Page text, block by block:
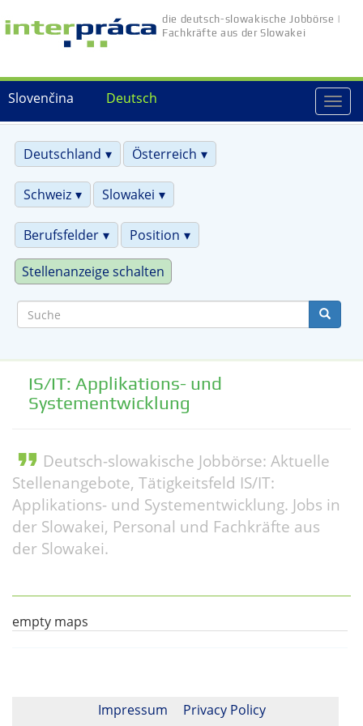
Direkt
zum
Deutsch
Slovenčina
die deutsch-slowakische Jobbörse |
Fachkräfte aus der Slowakei
Deutschland
Österreich
Schweiz Slowakei
Berufsfelder Position
Stellenanzeige schalten
IS/IT: Applikations- und
Systementwicklung
format_quote Deutsch-slowakische Jobbörse: Aktuelle
Stellenangebote, Tätigkeitsfeld IS/IT:
Applikations- und Systementwicklung. Jobs in
der Slowakei, Personal und Fachkräfte aus
der Slowakei.
empty maps
Impressum
Privacy Policy